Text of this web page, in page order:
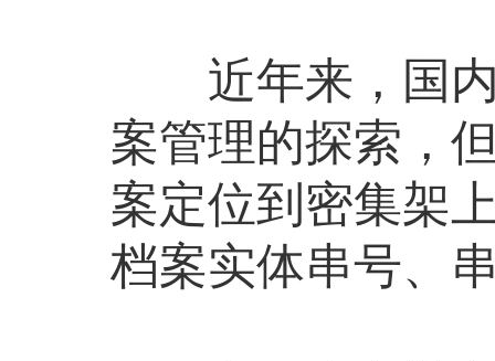
近年来，国内
案管理的探索，
案定位到密集架
档案实体串号、